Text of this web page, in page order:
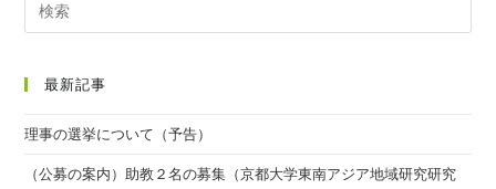
最新記事
理事の選挙について（予告）
（公募の案内）助教２名の募集（京都大学東南アジア地域研究研究